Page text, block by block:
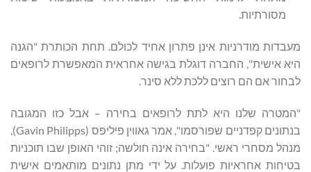
מסורתיות.
מעבדות מודרניות אינן פתרון אחיד לכולם. תחת הכותרת "הגנה
היא אישית", החברה דוגלת בגישה אחראית המאפשרת לרופאים
לבחור אם הם רוצים ללכת ללא סינר.
"המטרה שלנו היא לתת לרופאים בחירה – אבל כזו המגובה
בנתונים קפדניים שפורסמו", אמר גאווין פיליפס (Gavin Philipps),
מנהל מסחרי ראשי. "בחירה אינה חולשה; זוהי האופן שבו תוכניות
בטיחות אחראיות פועלות. על ידי מתן נתונים מותאמים אישית